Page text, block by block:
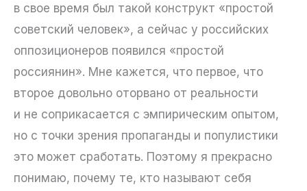
в свое время был такой конструкт «простой
советский человек», а сейчас у российских
оппозиционеров появился «простой
россиянин». Мне кажется, что первое, что
второе довольно оторвано от реальности
и не соприкасается с эмпирическим опытом,
но с точки зрения пропаганды и популистики
это может сработать. Поэтому я прекрасно
понимаю, почему те, кто называют себя